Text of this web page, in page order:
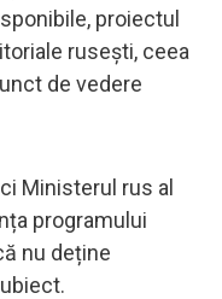
proiectul
rusești, ceea
de vedere
Ministerul rus al
programului
nu deține